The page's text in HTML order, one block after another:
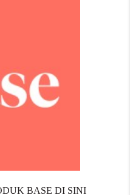
BASE DI SINI